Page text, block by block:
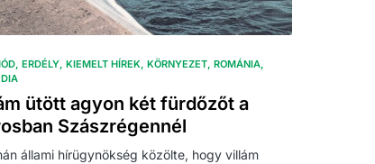
ERDÉLY KIEMELT HÍREK KÖRNYEZET ROMÁNIA
ütött agyon két fürdőzőt a
Szászrégennél
állami hírügynökség közölte, hogy villám